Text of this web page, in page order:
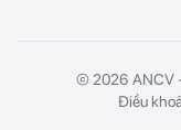
© 2026 ANCV -
Điều